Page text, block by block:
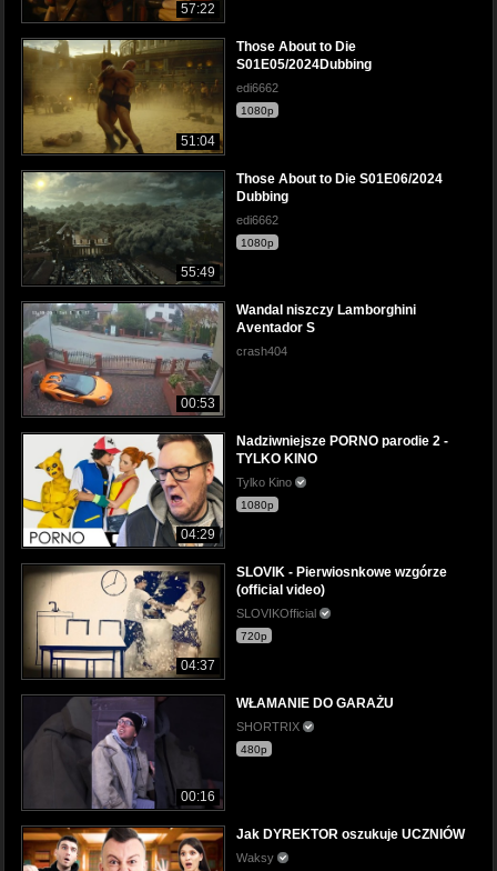
57:22
51:04
Those About to Die
S01E05/2024Dubbing
edi6662
1080p
55:49
Those About to Die S01E06/2024
Dubbing
edi6662
1080p
00:53
Wandal niszczy Lamborghini
Aventador S
crash404
04:29
Nadziwniejsze PORNO parodie 2 -
TYLKO KINO
Tylko Kino
1080p
04:37
SLOVIK - Pierwiosnkowe wzgórze
(official video)
SLOVIKOfficial
720p
00:16
WŁAMANIE DO GARAŻU
SHORTRIX
480p
Jak DYREKTOR oszukuje UCZNIÓW
Waksy